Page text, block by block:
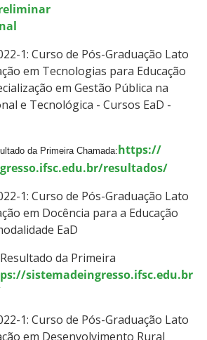
1: Curso de Pós-Graduação Lato
em Tecnologias para Educação
em Gestão Pública na
e Tecnológica - Cursos EaD -
da Primeira Chamada:https://
resultados/
1: Curso de Pós-Graduação Lato
em Docência para a Educação
EaD
da Primeira
sistemadeingresso.ifsc.edu.br
1: Curso de Pós-Graduação Lato
em Desenvolvimento Rural